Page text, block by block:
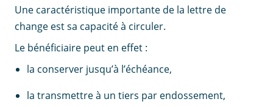
Une caractéristique importante de la lettre de
change est sa capacité à circuler.
Le bénéficiaire peut en effet :
la conserver jusqu’à l’échéance,
la transmettre à un tiers par endossement,